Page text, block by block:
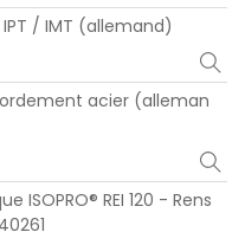
/ IMT (allemand)
acier (alleman
ISOPRO® REI 120 - Rens